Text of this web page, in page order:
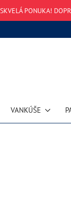
SKVELÁ PONUKA!
VANKÚŠE